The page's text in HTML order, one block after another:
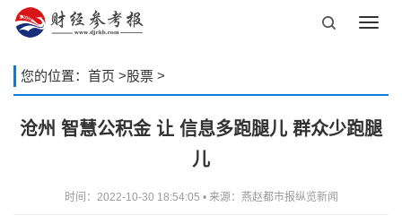
您的位置： 首页 >股票 >
沧州 智慧公积金 让 信息多跑腿儿 群众少跑腿
儿
时间：2022-10-30 18:54:05 • 来源：燕赵都市报纵览新闻